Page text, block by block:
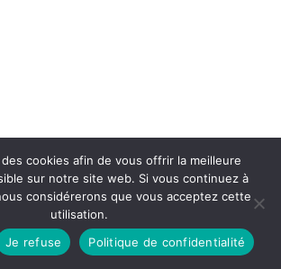
cookies afin de vous offrir la meilleure
sur notre site web. Si vous continuez à
considérerons que vous acceptez cette
utilisation.
Je refuse Politique de confidentialité